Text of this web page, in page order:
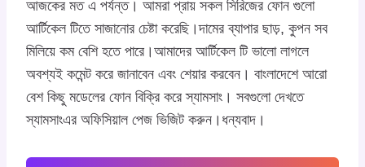
আজকের মত এ পর্যন্ত। আমরা প্রায় সকল সিরিজের ফোন গুলো
আর্টিকেল টিতে সাজানোর চেষ্টা করেছি।দামের ব্যাপার ছাড়, কুপন সব
মিলিয়ে কম বেশি হতে পারে।আমাদের আর্টিকেল টি ভালো লাগলে
অবশ্যই কমেন্ট করে জানাবেন এবং শেয়ার করবেন। বাংলাদেশে আরো
বেশ কিছু মডেলের ফোন বিক্রি করে স্যামসাং। সবগুলো দেখতে
স্যামসাংএর অফিসিয়াল পেজ ভিজিট করুন।ধন্যবাদ।